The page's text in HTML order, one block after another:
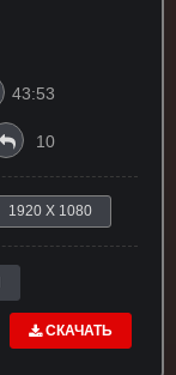
43:53
10
1920 X 1080
СКАЧАТЬ